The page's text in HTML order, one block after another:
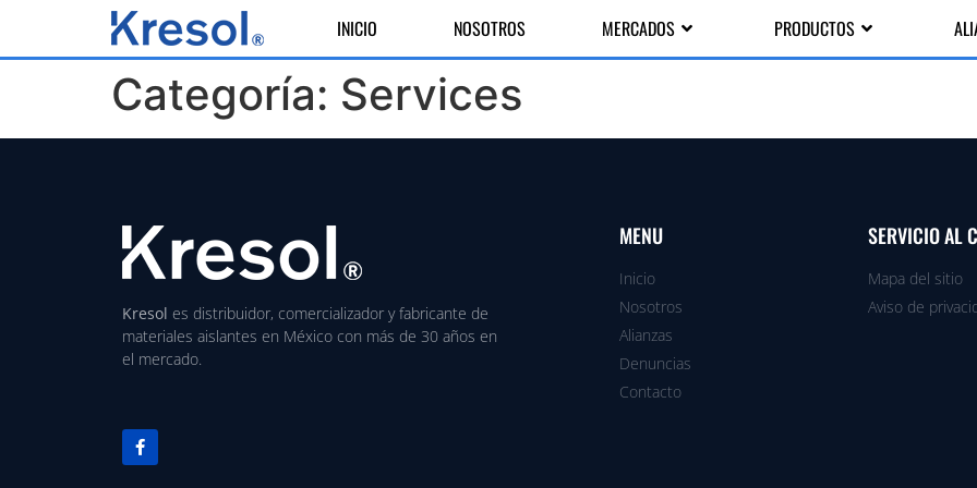
INICIO NOSOTROS MERCADOS PRODUCTOS
Categoría: Services
Kresol es distribuidor, comercializador y fabricante de
materiales aislantes en México con más de 30 años en
el mercado.
MENU
Inicio
Nosotros
Alianzas
Denuncias
Contacto
SERVICIO AL
Mapa del sitio
Aviso de